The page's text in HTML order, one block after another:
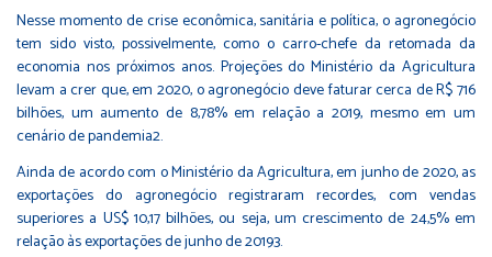
Nesse momento de crise econômica, sanitária e política, o agronegócio
tem sido visto, possivelmente, como o carro-chefe da retomada da
economia nos próximos anos. Projeções do Ministério da Agricultura
levam a crer que, em 2020, o agronegócio deve faturar cerca de R$ 716
bilhões, um aumento de 8,78% em relação a 2019, mesmo em um
cenário de pandemia2.
Ainda de acordo com o Ministério da Agricultura, em junho de 2020, as
exportações do agronegócio registraram recordes, com vendas
superiores a US$ 10,17 bilhões, ou seja, um crescimento de 24,5% em
relação às exportações de junho de 20193.